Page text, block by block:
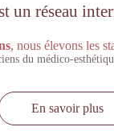
un réseau
, nous élevons les
du médico-
En savoir plus